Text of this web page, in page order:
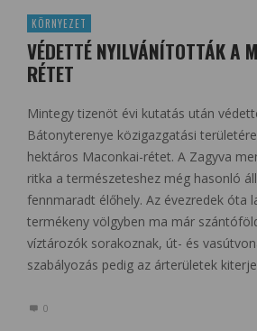
KÖRNYEZET
VÉDETTÉ NYILVÁNÍTOTTÁK A
RÉTET
Mintegy tizenöt évi kutatás után
Bátonyterenye közigazgatási
hektáros Maconkai-rétet. A Zagyva
ritka a természeteshez még hasonló
fennmaradt élőhely. Az évezredek óta
termékeny völgyben ma már
víztározók sorakoznak, út- és
szabályozás pedig az árterületek
0